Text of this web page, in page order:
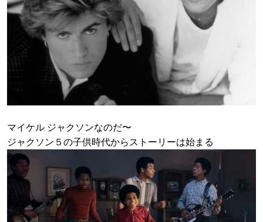
マイケル ジャクソンなのだ〜
ジャクソン５の子供時代からストーリーは始まる